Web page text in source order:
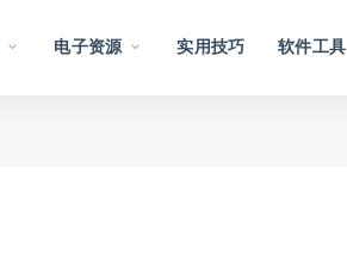
电子资源 实用技巧 软件工具